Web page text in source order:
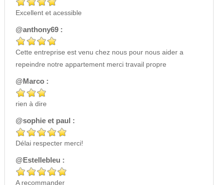
Excellent et acessible
@anthony69 :
Cette entreprise est venu chez nous pour nous aider a
repeindre notre appartement merci travail propre
@Marco :
rien à dire
@sophie et paul :
Délai respecter merci!
@Estellebleu :
A recommander